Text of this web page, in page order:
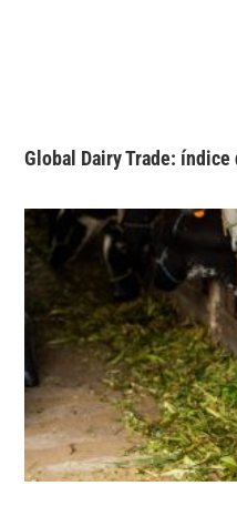
Global Dairy Trade: